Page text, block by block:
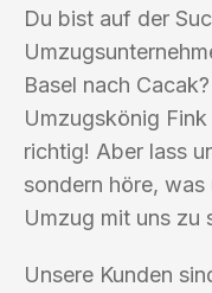
Du bist auf der
Basel nach
Umzugskönig
richtig! Aber lass
sondern höre, was
Umzug mit uns zu
Unsere Kunden